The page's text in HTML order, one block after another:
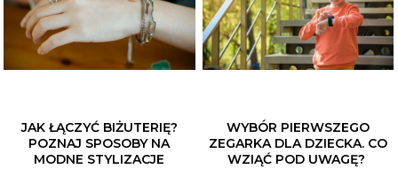
JAK ŁĄCZYĆ BIŻUTERIĘ?
POZNAJ SPOSOBY NA
MODNE STYLIZACJE
WYBÓR PIERWSZEGO
ZEGARKA DLA DZIECKA. CO
WZIĄĆ POD UWAGĘ?